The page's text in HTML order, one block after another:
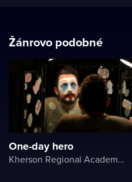
Žánrovo podobné
One-day hero
Kherson Regional Academic Music and Drama Theater named after Mykola Kulish